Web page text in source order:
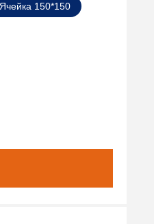
Ячейка 150*150